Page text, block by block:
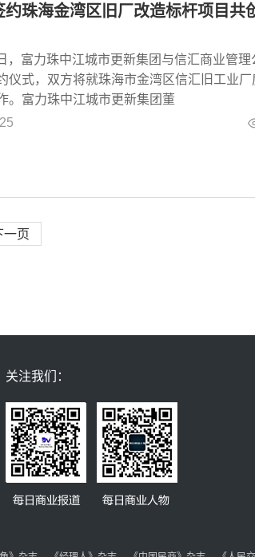
约珠海金湾区旧厂改造标杆项目共
富力珠中江城市更新集团与信汇商业管理
仪式，双方将就珠海市金湾区信汇旧工业厂
。富力珠中江城市更新集团董
一页
关注我们：